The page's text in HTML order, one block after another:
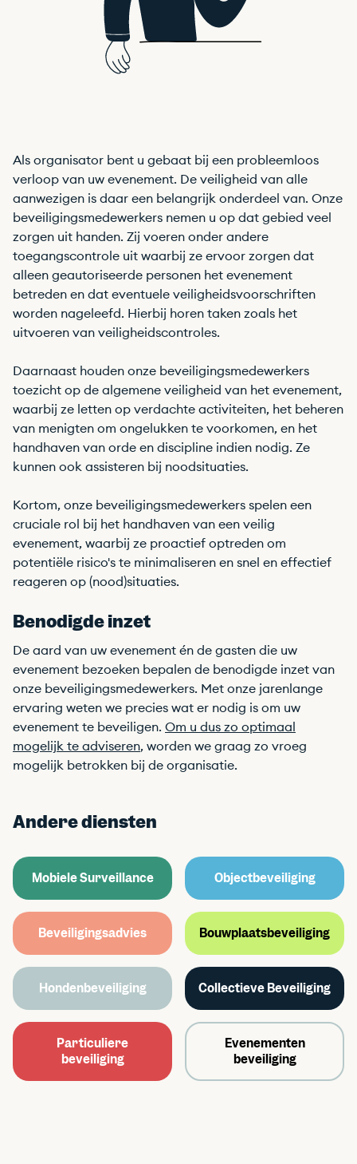
Als organisator bent u gebaat bij een probleemloos
verloop van uw evenement. De veiligheid van alle
aanwezigen is daar een belangrijk onderdeel van. Onze
beveiligingsmedewerkers nemen u op dat gebied veel
zorgen uit handen. Zij voeren onder andere
toegangscontrole uit waarbij ze ervoor zorgen dat
alleen geautoriseerde personen het evenement
betreden en dat eventuele veiligheidsvoorschriften
worden nageleefd. Hierbij horen taken zoals het
uitvoeren van veiligheidscontroles.
Daarnaast houden onze beveiligingsmedewerkers
toezicht op de algemene veiligheid van het evenement,
waarbij ze letten op verdachte activiteiten, het beheren
van menigten om ongelukken te voorkomen, en het
handhaven van orde en discipline indien nodig. Ze
kunnen ook assisteren bij noodsituaties.
Kortom, onze beveiligingsmedewerkers spelen een
cruciale rol bij het handhaven van een veilig
evenement, waarbij ze proactief optreden om
potentiële risico's te minimaliseren en snel en effectief
reageren op (nood)situaties.
Benodigde inzet
De aard van uw evenement én de gasten die uw
evenement bezoeken bepalen de benodigde inzet van
onze beveiligingsmedewerkers. Met onze jarenlange
ervaring weten we precies wat er nodig is om uw
evenement te beveiligen. Om u dus zo optimaal
mogelijk te adviseren, worden we graag zo vroeg
mogelijk betrokken bij de organisatie.
Andere diensten
Mobiele Surveillance Objectbeveiliging
Beveiligingsadvies Bouwplaatsbeveiliging
Hondenbeveiliging Collectieve Beveiliging
Particuliere
beveiliging
Evenementen
beveiliging